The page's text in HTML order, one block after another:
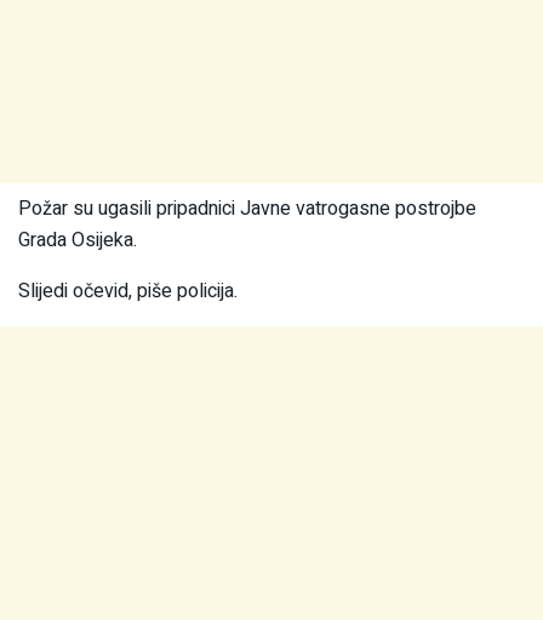
Požar su ugasili pripadnici Javne vatrogasne postrojbe
Grada Osijeka.
Slijedi očevid, piše policija.